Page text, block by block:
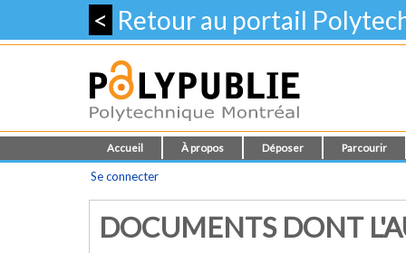
< Retour au portail
Accueil À propos Déposer Parcourir
Se connecter
DOCUMENTS DONT